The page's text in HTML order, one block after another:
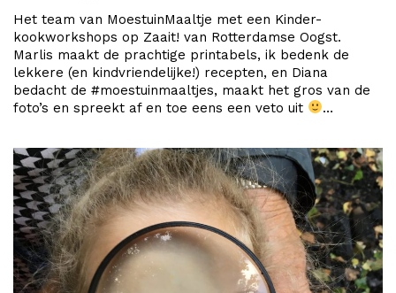
Het team van MoestuinMaaltje met een Kinder-
kookworkshops op Zaait! van Rotterdamse Oogst.
Marlis maakt de prachtige printabels, ik bedenk de
lekkere (en kindvriendelijke!) recepten, en Diana
bedacht de #moestuinmaaltjes, maakt het gros van de
foto’s en spreekt af en toe eens een veto uit
…